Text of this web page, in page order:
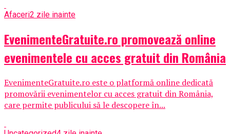
Afaceri2 zile inainte
EvenimenteGratuite.ro promovează online
evenimentele cu acces gratuit din România
EvenimenteGratuite.ro este o platformă online dedicată
promovării evenimentelor cu acces gratuit din România,
care permite publicului să le descopere în...